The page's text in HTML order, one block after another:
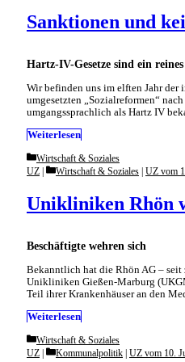
Hartz-IV-Gesetze sind ein
Sanktionen und
Wir befinden uns im elften Jahr der
umgesetzten „Sozialreformen“
umgangssprachlich als Hartz IV
Weiterlesen
Categories
Wirtschaft & Soziales
Beschäftigte wehren sich
Unikliniken Rhön
UZ Categories
Wirtschaft & Soziales | UZ vom
Bekanntlich hat die Rhön AG – seit
Unikliniken Gießen-Marburg
Teil ihrer Krankenhäuser an den
Weiterlesen
Categories
Wirtschaft & Soziales
UZ
Categories
Kommunalpolitik | UZ vom 10.